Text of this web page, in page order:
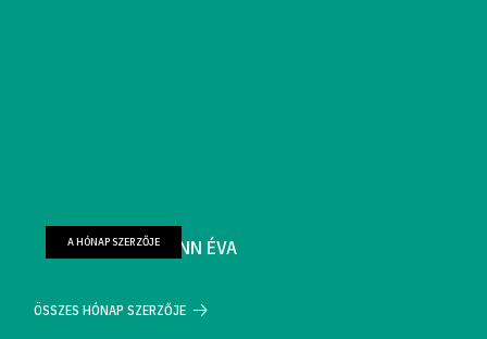
FARKAS WELLMANN ÉVA
A HÓNAP SZERZŐJE
ÖSSZES HÓNAP SZERZŐJE